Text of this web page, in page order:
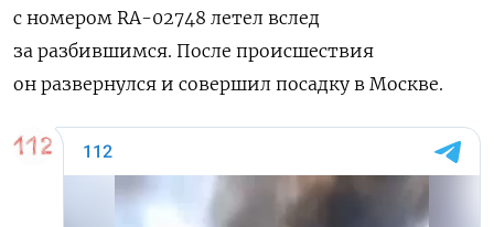
с номером RA-02748 летел вслед
за разбившимся. После происшествия
он развернулся и совершил посадку в Москве.